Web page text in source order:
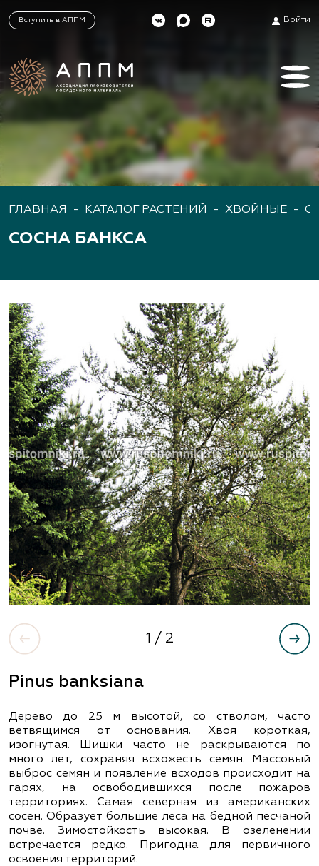
Вступить в АППМ Войти
ГЛАВНАЯ - КАТАЛОГ РАСТЕНИЙ - ХВОЙНЫЕ -
СОСНА БАНКСА
1 / 2
Pinus banksiana
Дерево до 25 м высотой, со стволом, часто
ветвящимся от основания. Хвоя короткая,
изогнутая. Шишки часто не раскрываются по
много лет, сохраняя всхожесть семян. Массовый
выброс семян и появление всходов происходит на
гарях, на освободившихся после пожаров
территориях. Самая северная из американских
сосен. Образует большие леса на бедной песчаной
почве. Зимостойкость высокая. В озеленении
встречается редко. Пригодна для первичного
освоения территорий.